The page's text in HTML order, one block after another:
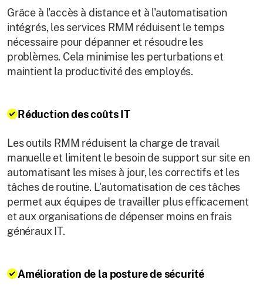
Grâce à l'accès à distance et à l'automatisation
intégrés, les services RMM réduisent le temps
nécessaire pour dépanner et résoudre les
problèmes. Cela minimise les perturbations et
maintient la productivité des employés.
Réduction des coûts IT
Les outils RMM réduisent la charge de travail
manuelle et limitent le besoin de support sur site en
automatisant les mises à jour, les correctifs et les
tâches de routine. L'automatisation de ces tâches
permet aux équipes de travailler plus efficacement
et aux organisations de dépenser moins en frais
généraux IT.
Amélioration de la posture de sécurité